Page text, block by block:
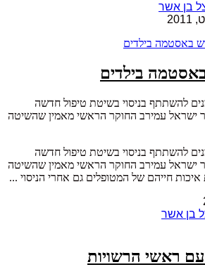
בן אשר
בילדים
להשתתף בניסוי בשיטת טיפול חדשה
ישראל עמירב החוקר הראשי מאמין שהשיטה
להשתתף בניסוי בשיטת טיפול חדשה
ישראל עמירב החוקר הראשי מאמין שהשיטה
חייהם של המטופלים גם אחרי הניסוי ...
בן אשר
עם ראשי הרשויות